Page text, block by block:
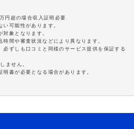
円超の場合収入証明必要
可能性があります。
象となります。
間や審査状況などにより異なります。
ずしも口コミと同様のサービス提供を保証する
ません。
書が必要となる場合があります。